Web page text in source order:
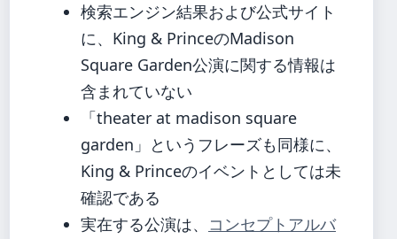
検索エンジン結果および公式サイト
に、King & PrinceのMadison
Square Garden公演に関する情報は
含まれていない
「theater at madison square
garden」というフレーズも同様に、
King & Princeのイベントとしては未
確認である
実在する公演は、 コンセプトアルバ